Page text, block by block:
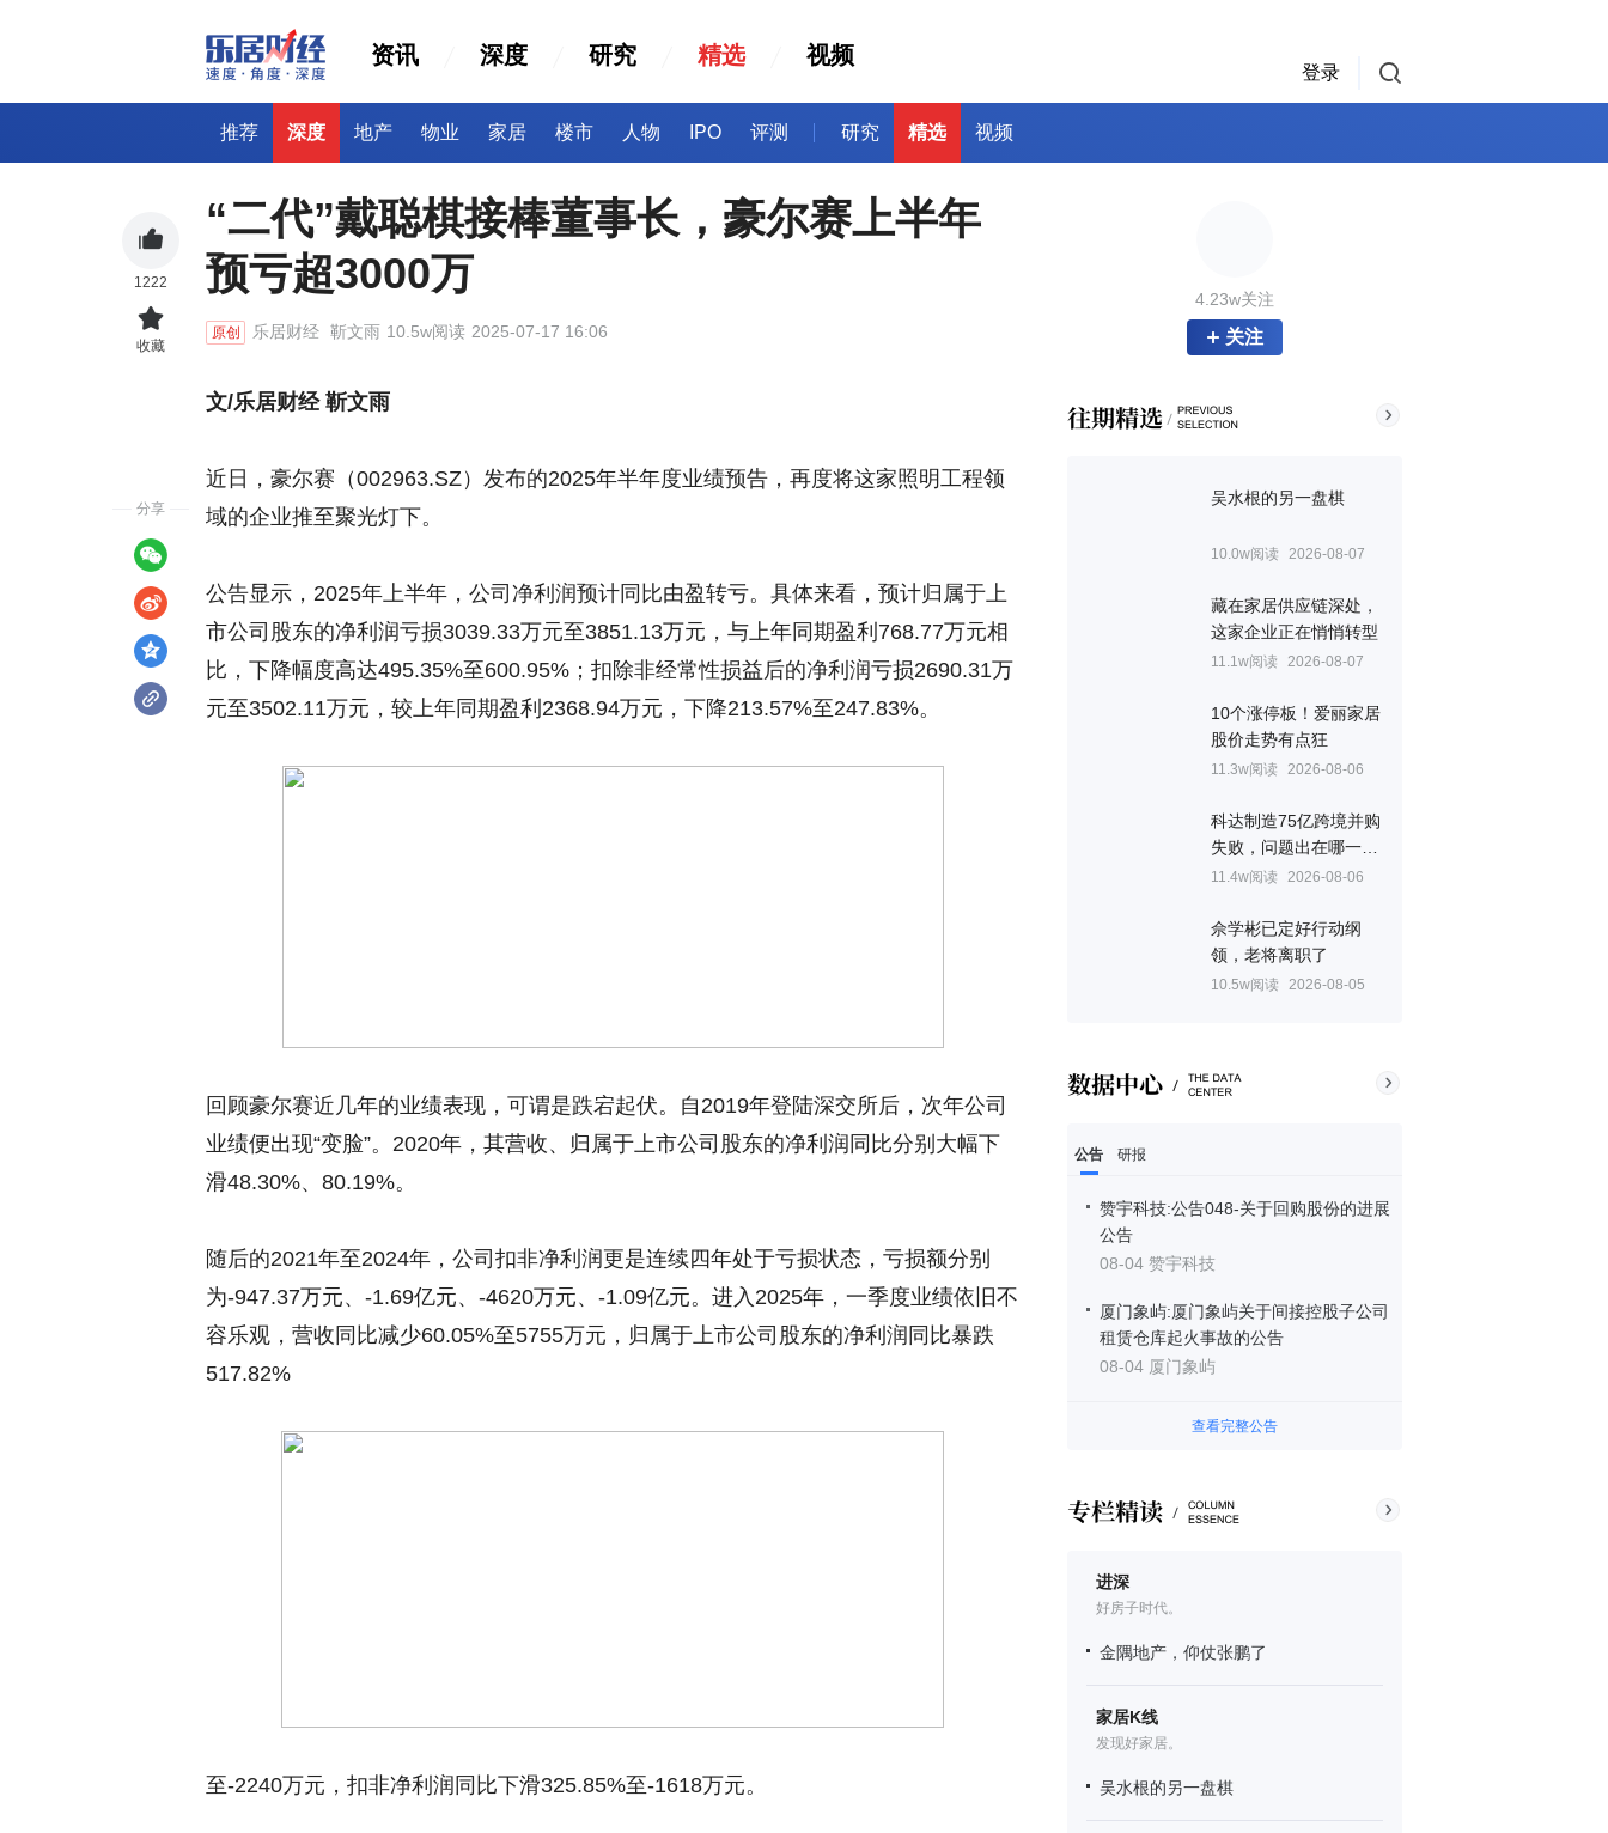
资讯 深度 研究 精选 视频
登录
推荐 深度 地产 物业 家居 楼市 人物 IPO 评测 研究 精选 视频
4.23w关注
关注
吴水根的另一盘棋
10.0w阅读 2026-08-07
藏在家居供应链深处，
这家企业正在悄悄转型
11.1w阅读 2026-08-07
10个涨停板！爱丽家居
股价走势有点狂
11.3w阅读 2026-08-06
科达制造75亿跨境并购
失败，问题出在哪一
关？
11.4w阅读 2026-08-06
佘学彬已定好行动纲
领，老将离职了
10.5w阅读 2026-08-05
公告 研报
赞宇科技:公告048-关于回购股份的进展
公告
08-04 赞宇科技
厦门象屿:厦门象屿关于间接控股子公司
租赁仓库起火事故的公告
08-04 厦门象屿
查看完整公告
进深
好房子时代。
金隅地产，仰仗张鹏了
家居K线
发现好家居。
吴水根的另一盘棋
“二代”戴聪棋接棒董事长，豪尔赛上半年
预亏超3000万
原创 乐居财经 靳文雨 10.5w阅读 2025-07-17 16:06
文/乐居财经 靳文雨
近日，豪尔赛（002963.SZ）发布的2025年半年度业绩预告，再度将这家照明工程领
域的企业推至聚光灯下。
公告显示，2025年上半年，公司净利润预计同比由盈转亏。具体来看，预计归属于上
市公司股东的净利润亏损3039.33万元至3851.13万元，与上年同期盈利768.77万元相
比，下降幅度高达495.35%至600.95%；扣除非经常性损益后的净利润亏损2690.31万
元至3502.11万元，较上年同期盈利2368.94万元，下降213.57%至247.83%。
回顾豪尔赛近几年的业绩表现，可谓是跌宕起伏。自2019年登陆深交所后，次年公司
业绩便出现“变脸”。2020年，其营收、归属于上市公司股东的净利润同比分别大幅下
滑48.30%、80.19%。
随后的2021年至2024年，公司扣非净利润更是连续四年处于亏损状态，亏损额分别
为-947.37万元、-1.69亿元、-4620万元、-1.09亿元。进入2025年，一季度业绩依旧不
容乐观，营收同比减少60.05%至5755万元，归属于上市公司股东的净利润同比暴跌
517.82%
至-2240万元，扣非净利润同比下滑325.85%至-1618万元。
1222
收藏
分享